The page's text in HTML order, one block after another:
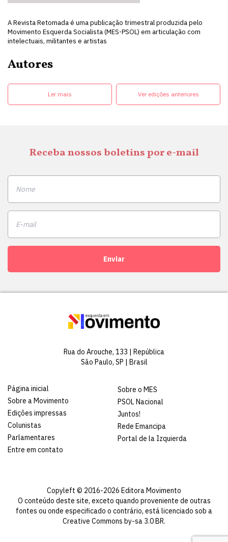
A Revista Retomada é uma publicação trimestral produzida pelo
Movimento Esquerda Socialista (MES-PSOL) em articulação com
intelectuais, militantes e artistas
Autores
Ler mais Ver edições anteriores
Receba nossos boletins por e-mail
Enviar
Rua do Arouche, 133 | República
São Paulo, SP | Brasil
Página inicial
Sobre a Movimento
Edições impressas
Colunistas
Parlamentares
Entre em contato
Sobre o MES
PSOL Nacional
Juntos!
Rede Emancipa
Portal de la Izquierda
Copyleft © 2016-2026 Editora Movimento
O conteúdo deste site, exceto quando proveniente de outras
fontes ou onde especificado o contrário, está licenciado sob a
Creative Commons by-sa 3.0 BR.